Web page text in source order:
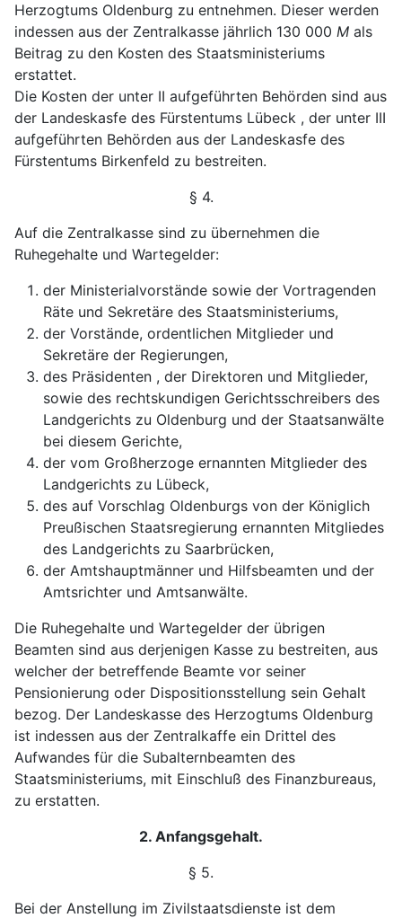
Herzogtums Oldenburg zu entnehmen. Dieser werden
indessen aus der Zentralkasse jährlich 130 000 M als
Beitrag zu den Kosten des Staatsministeriums
erstattet.
Die Kosten der unter II aufgeführten Behörden sind aus
der Landeskasfe des Fürstentums Lübeck , der unter III
aufgeführten Behörden aus der Landeskasfe des
Fürstentums Birkenfeld zu bestreiten.
§ 4.
Auf die Zentralkasse sind zu übernehmen die
Ruhegehalte und Wartegelder:
der Ministerialvorstände sowie der Vortragenden
Räte und Sekretäre des Staatsministeriums,
der Vorstände, ordentlichen Mitglieder und
Sekretäre der Regierungen,
des Präsidenten , der Direktoren und Mitglieder,
sowie des rechtskundigen Gerichtsschreibers des
Landgerichts zu Oldenburg und der Staatsanwälte
bei diesem Gerichte,
der vom Großherzoge ernannten Mitglieder des
Landgerichts zu Lübeck,
des auf Vorschlag Oldenburgs von der Königlich
Preußischen Staatsregierung ernannten Mitgliedes
des Landgerichts zu Saarbrücken,
der Amtshauptmänner und Hilfsbeamten und der
Amtsrichter und Amtsanwälte.
Die Ruhegehalte und Wartegelder der übrigen
Beamten sind aus derjenigen Kasse zu bestreiten, aus
welcher der betreffende Beamte vor seiner
Pensionierung oder Dispositionsstellung sein Gehalt
bezog. Der Landeskasse des Herzogtums Oldenburg
ist indessen aus der Zentralkaffe ein Drittel des
Aufwandes für die Subalternbeamten des
Staatsministeriums, mit Einschluß des Finanzbureaus,
zu erstatten.
2. Anfangsgehalt.
§ 5.
Bei der Anstellung im Zivilstaatsdienste ist dem